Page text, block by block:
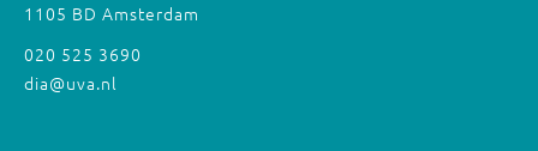
1105 BD Amsterdam
020 525 3690
dia@uva.nl